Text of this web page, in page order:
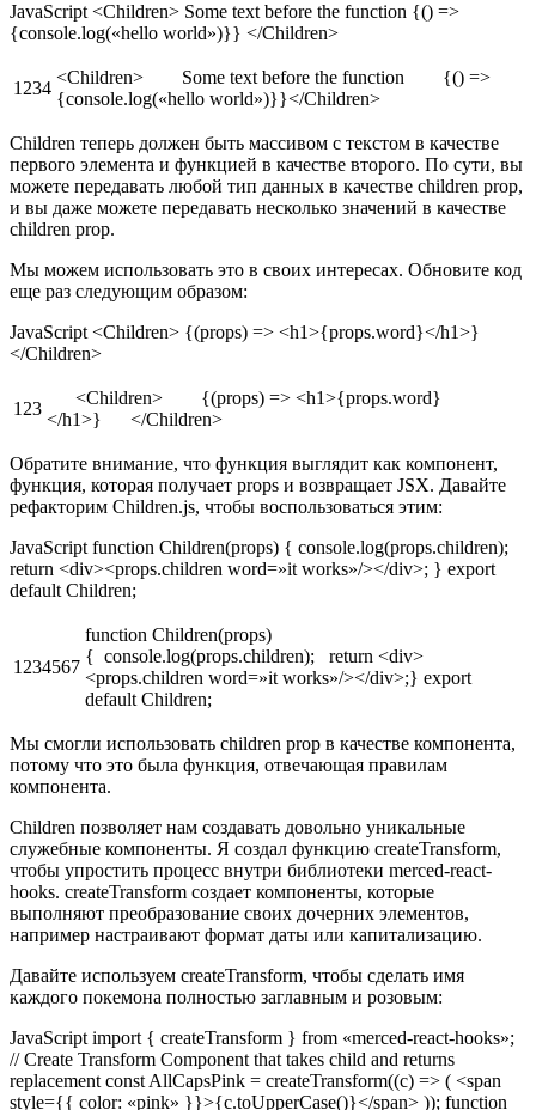
JavaScript <Children> Some text before the function {() =>
{console.log(«hello world»)}} </Children>
1234
<Children> Some text before the function {() =>
{console.log(«hello world»)}}</Children>
Children теперь должен быть массивом с текстом в качестве
первого элемента и функцией в качестве второго. По сути, вы
можете передавать любой тип данных в качестве children prop,
и вы даже можете передавать несколько значений в качестве
children prop.
Мы можем использовать это в своих интересах. Обновите код
еще раз следующим образом:
JavaScript <Children> {(props) => <h1>{props.word}</h1>}
</Children>
123
<Children> {(props) => <h1>{props.word}
</h1>} </Children>
Обратите внимание, что функция выглядит как компонент,
функция, которая получает props и возвращает JSX. Давайте
рефакторим Children.js, чтобы воспользоваться этим:
JavaScript function Children(props) { console.log(props.children);
return <div><props.children word=»it works»/></div>; } export
default Children;
1234567
function Children(props)
{ console.log(props.children); return <div>
<props.children word=»it works»/></div>;} export
default Children;
Мы смогли использовать children prop в качестве компонента,
потому что это была функция, отвечающая правилам
компонента.
Сhildren позволяет нам создавать довольно уникальные
служебные компоненты. Я создал функцию createTransform,
чтобы упростить процесс внутри библиотеки merced-react-
hooks. createTransform создает компоненты, которые
выполняют преобразование своих дочерних элементов,
например настраивают формат даты или капитализацию.
Давайте используем createTransform, чтобы сделать имя
каждого покемона полностью заглавным и розовым:
JavaScript import { createTransform } from «merced-react-hooks»;
// Create Transform Component that takes child and returns
replacement const AllCapsPink = createTransform((c) => ( <span
style={{ color: «pink» }}>{c.toUpperCase()}</span> )); function